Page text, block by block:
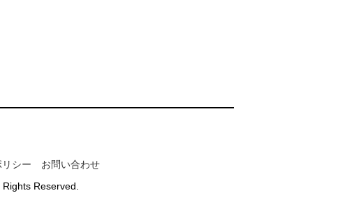
シー
お問い合わせ
Rights Reserved.